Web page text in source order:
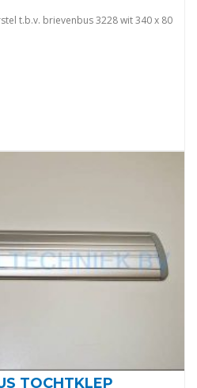
t.b.v. brievenbus 3228 wit 340 x 80
TOCHTKLEP